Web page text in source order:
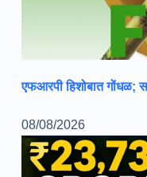
एफआरपी हिशोबात गोंधळ;
08/08/2026